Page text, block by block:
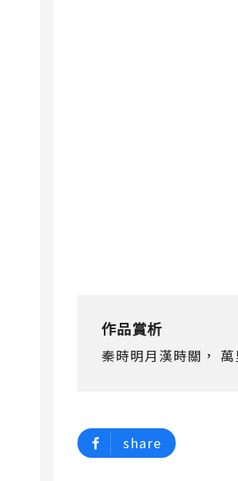
作品賞析
秦時明月漢時關，
share